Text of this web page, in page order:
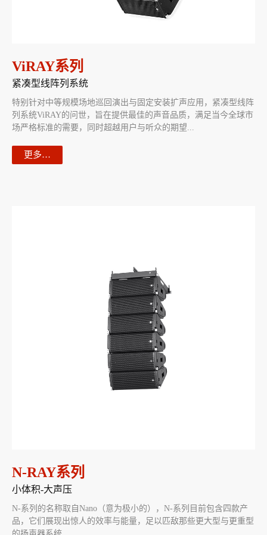
ViRAY系列
紧凑型线阵列系统
特别针对中等规模场地巡回演出与固定安装扩声应用，紧凑型线阵
列系统ViRAY的问世，旨在提供最佳的声音品质，满足当今全球市
场严格标准的需要，同时超越用户与听众的期望...
更多…
N-RAY系列
小体积-大声压
N-系列的名称取自Nano（意为极小的），N-系列目前包含四款产
品，它们展现出惊人的效率与能量，足以匹敌那些更大型与更重型